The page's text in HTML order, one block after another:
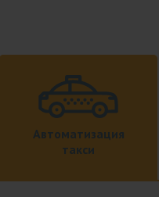
Автоматизация
такси